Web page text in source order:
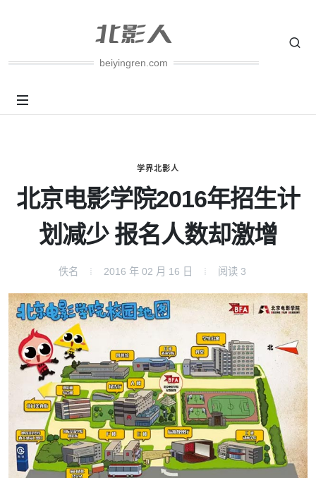
beiyingren.com
学界北影人
北京电影学院2016年招生计
划减少 报名人数却激增
佚名 2016 年 02 月 16 日 阅读 3